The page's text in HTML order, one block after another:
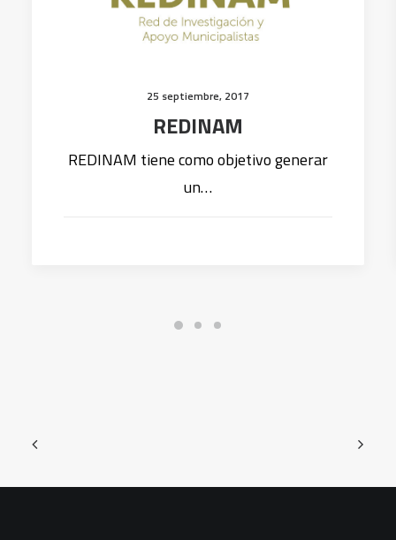
25 septiembre, 2017
REDINAM
REDINAM tiene como objetivo generar
un…